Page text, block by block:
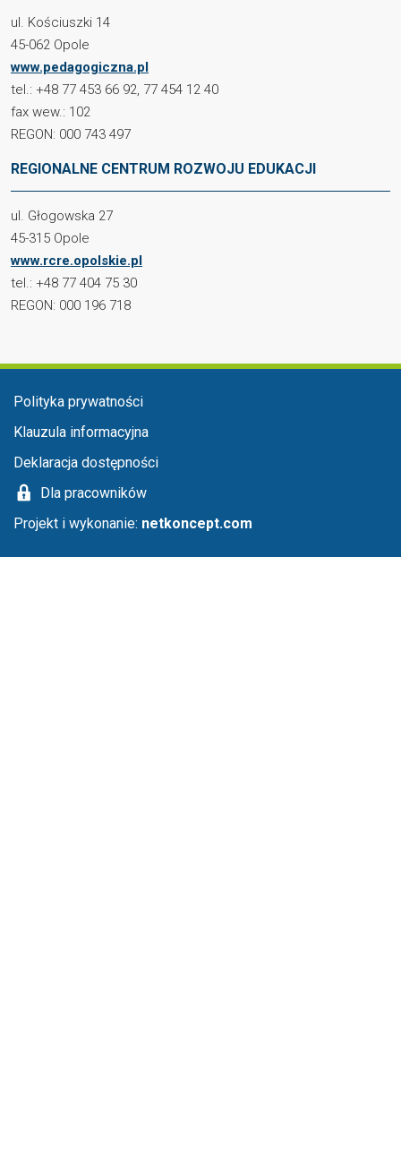
ul. Kościuszki 14
45-062 Opole
www.pedagogiczna.pl
tel.: +48 77 453 66 92, 77 454 12 40
fax wew.: 102
REGON: 000 743 497
REGIONALNE CENTRUM ROZWOJU EDUKACJI
ul. Głogowska 27
45-315 Opole
www.rcre.opolskie.pl
tel.: +48 77 404 75 30
REGON: 000 196 718
Menu stopka
Polityka prywatności
Klauzula informacyjna
Deklaracja dostępności
Dla pracowników
Projekt i wykonanie: netkoncept.com